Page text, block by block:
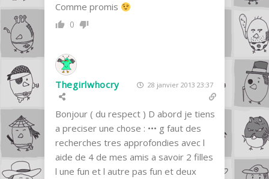
Comme promis
0
Thegirlwhocry 28 janvier 2013 23:37
Bonjour ( du respect ) D abord je tiens
a preciser une chose : ••• g faut des
recherches tres approfondies avec l
aide de 4 de mes amis a savoir 2 filles
l une fun et l autre pas fun et deux